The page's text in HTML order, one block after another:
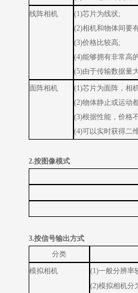
线阵相机
(1)芯片为线状;
(2)相机和物体间要
(3)价格比较高;
(4)能够拥有非常高
(5)由于传输数据量
面阵相机
(1)芯片为面阵，相
(2)物体静止或运动
(3)根据性能，价格
(4)可以实时获得二
2.按图像模式
3.按信号输出方式
分类
模拟相机
(1)一般分辨率
(2)模拟相机分